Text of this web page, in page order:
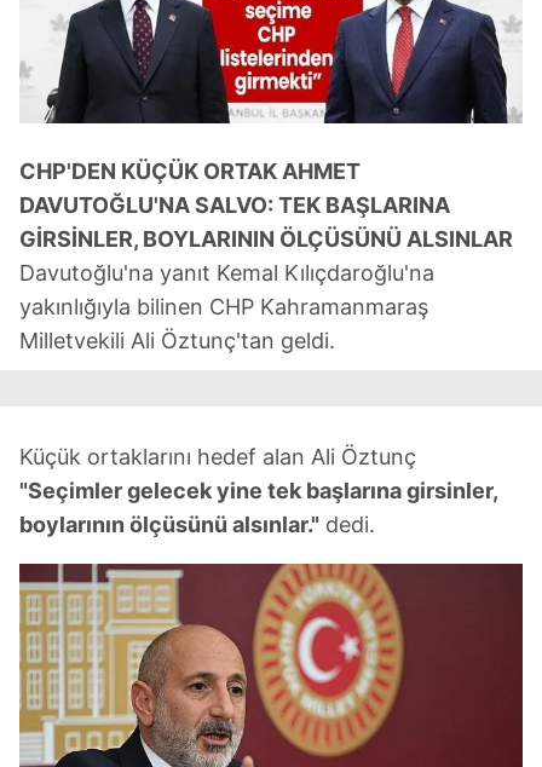
CHP'DEN KÜÇÜK ORTAK AHMET
DAVUTOĞLU'NA SALVO: TEK BAŞLARINA
GİRSİNLER, BOYLARININ ÖLÇÜSÜNÜ ALSINLAR
Davutoğlu'na yanıt Kemal Kılıçdaroğlu'na
yakınlığıyla bilinen CHP Kahramanmaraş
Milletvekili Ali Öztunç'tan geldi.
Küçük ortaklarını hedef alan Ali Öztunç
"Seçimler gelecek yine tek başlarına girsinler,
boylarının ölçüsünü alsınlar." dedi.